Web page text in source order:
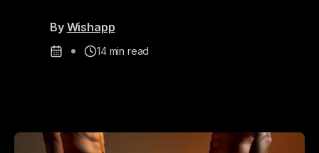
By Wishapp
14min read